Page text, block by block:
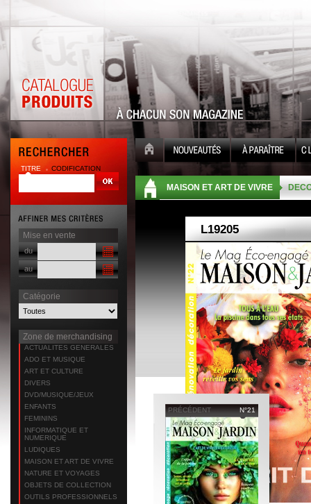
TITRE CODIFICATION
Mise en vente
du
au
Catégorie
Zone de merchandising
ACTUALITES GENERALES
ADO ET MUSIQUE
ART ET CULTURE
DIVERS
DVD/MUSIQUE/JEUX
ENFANTS
FEMININS
INFORMATIQUE ET
NUMERIQUE
LUDIQUES
MAISON ET ART DE VIVRE
NATURE ET VOYAGES
OBJETS DE COLLECTION
OUTILS PROFESSIONNELS
MAISON ET ART DE VIVRE
PRÉCÉDENT N°21